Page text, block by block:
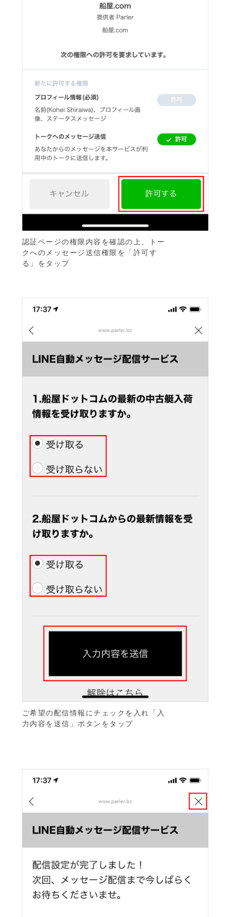
認証ページの権限内容を確認の上、トー
クへのメッセージ送信権限を「許可す
る」をタップ
ご希望の配信情報にチェックを入れ「入
力内容を送信」ボタンをタップ